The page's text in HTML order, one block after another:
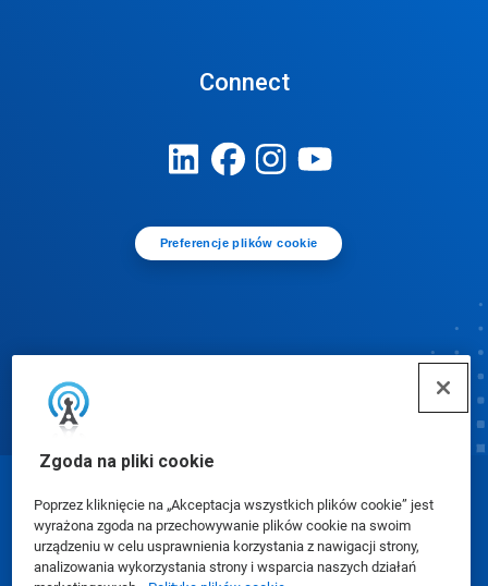
Zgoda na pliki cookie
Poprzez kliknięcie na „Akceptacja wszystkich plików cookie” jest
wyrażona zgoda na przechowywanie plików cookie na swoim
urządzeniu w celu usprawnienia korzystania z nawigacji strony,
analizowania wykorzystania strony i wsparcia naszych działań
Connect
Preferencje plików cookie
© Ecolab Inc. 2025
Karty charakterystyki (SDS)|Polityka prywatności